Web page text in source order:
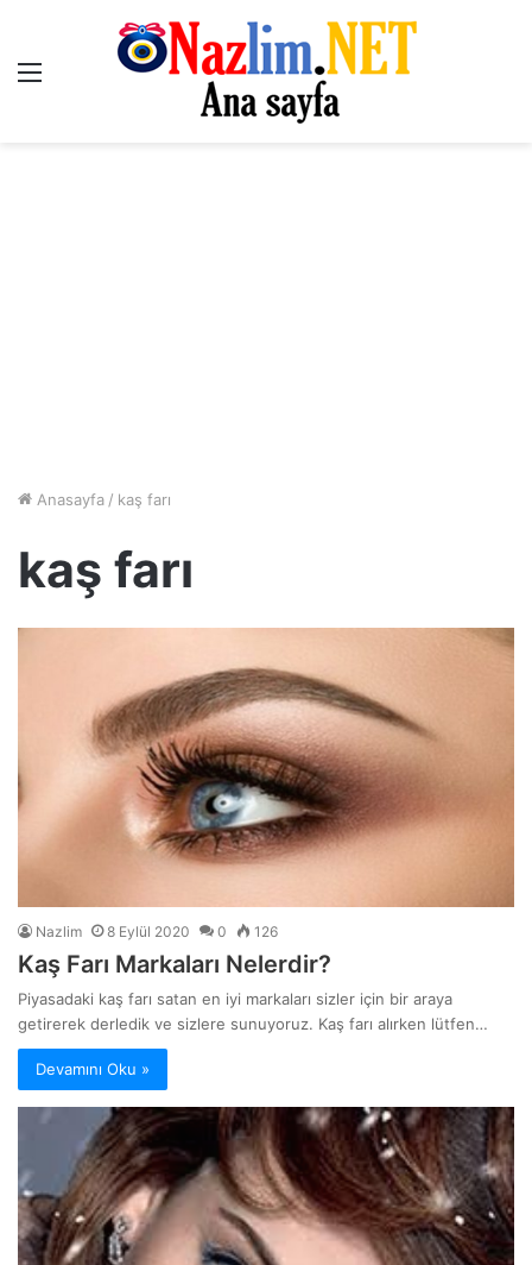
Menü
Anasayfa / kaş farı
kaş farı
Nazlim 8 Eylül 2020 0 126
Kaş Farı Markaları Nelerdir?
Piyasadaki kaş farı satan en iyi markaları sizler için bir araya
getirerek derledik ve sizlere sunuyoruz. Kaş farı alırken lütfen…
Devamını Oku »